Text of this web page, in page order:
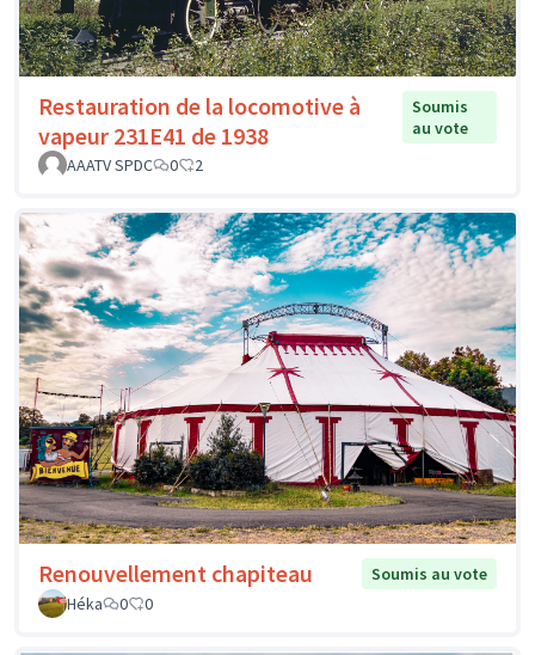
Restauration de la locomotive à
vapeur 231E41 de 1938
Soumis
au vote
AAATV SPDC
0 2
Renouvellement chapiteau
Soumis au vote
Héka
0 0